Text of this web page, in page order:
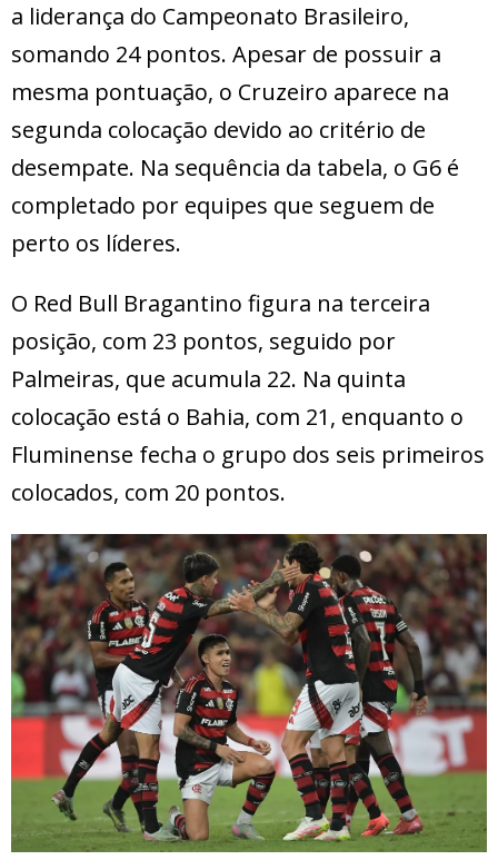
a liderança do Campeonato Brasileiro,
somando 24 pontos. Apesar de possuir a
mesma pontuação, o Cruzeiro aparece na
segunda colocação devido ao critério de
desempate. Na sequência da tabela, o G6 é
completado por equipes que seguem de
perto os líderes.
O Red Bull Bragantino figura na terceira
posição, com 23 pontos, seguido por
Palmeiras, que acumula 22. Na quinta
colocação está o Bahia, com 21, enquanto o
Fluminense fecha o grupo dos seis primeiros
colocados, com 20 pontos.